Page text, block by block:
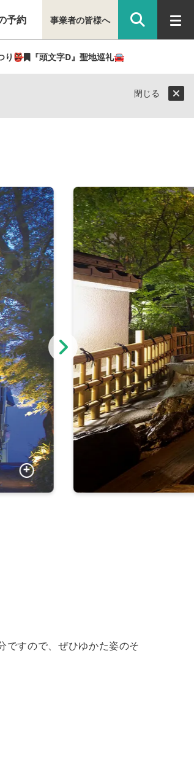
予約
り👺 『頭文字D』聖地巡礼🚘
事業者の皆様へ
閉じる
ですので、ぜひゆかた姿のそ